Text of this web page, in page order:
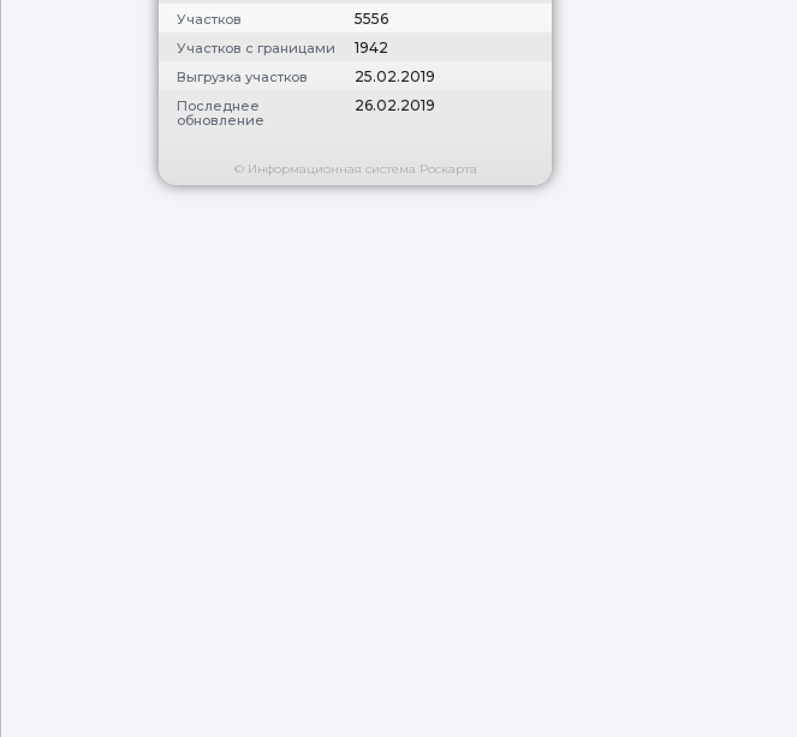
Участков 5556
Участков с границами 1942
Выгрузка участков 25.02.2019
Последнее
обновление
26.02.2019
© Информационная система Роскарта